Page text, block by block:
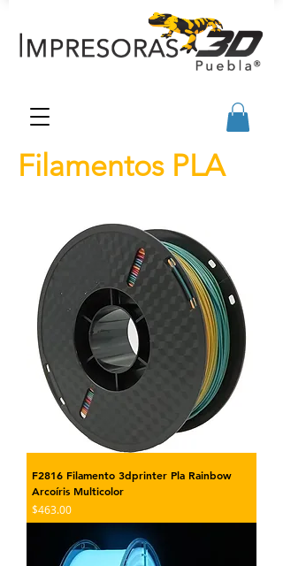
Filamentos PLA
F2816 Filamento 3dprinter Pla Rainbow
Arcoíris Multicolor
Precio
$463.00